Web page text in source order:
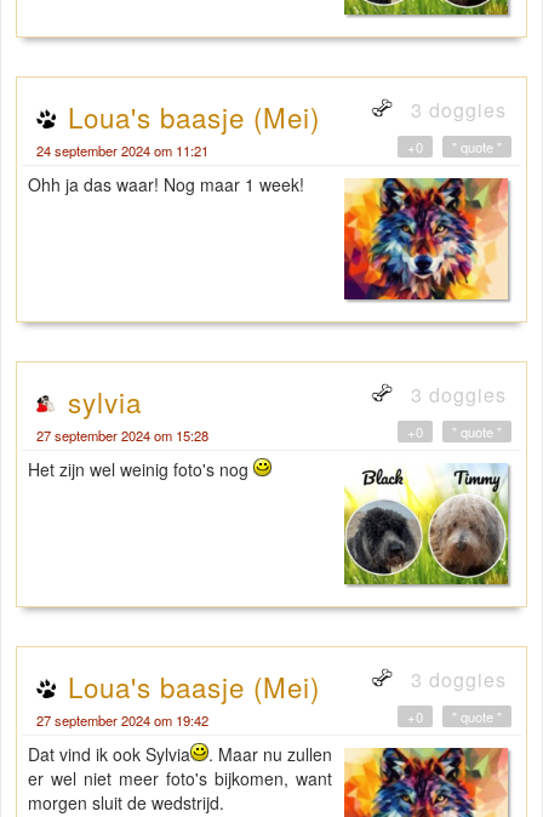
Loua's baasje (Mei) 3 doggies
24 september 2024 om 11:21 " quote "
+0
Ohh ja das waar! Nog maar 1 week!
sylvia 3 doggies
27 september 2024 om 15:28 " quote "
+0
Het zijn wel weinig foto's nog
Loua's baasje (Mei) 3 doggies
27 september 2024 om 19:42 " quote "
+0
Dat vind ik ook Sylvia
. Maar nu zullen
er wel niet meer foto's bijkomen, want
morgen sluit de wedstrijd.